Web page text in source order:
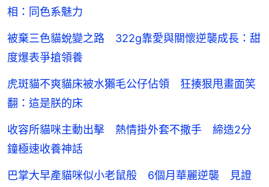
相：同色系魅力
被棄三色貓蛻變之路 322g靠愛與關懷逆襲成長：甜
度爆表爭搶領養
虎斑貓不爽貓床被水獺毛公仔佔領 狂揍狠甩畫面笑
翻：這是朕的床
收容所貓咪主動出擊 熱情掛外套不撒手 締造2分
鐘極速收養神話
巴掌大早產貓咪似小老鼠般 6個月華麗逆襲 見證